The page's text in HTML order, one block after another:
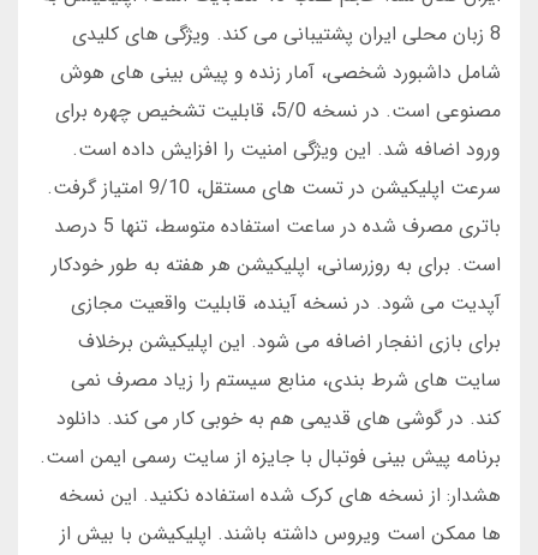
8 زبان محلی ایران پشتیبانی می کند. ویژگی های کلیدی
شامل داشبورد شخصی، آمار زنده و پیش بینی های هوش
مصنوعی است. در نسخه 5/0، قابلیت تشخیص چهره برای
ورود اضافه شد. این ویژگی امنیت را افزایش داده است.
سرعت اپلیکیشن در تست های مستقل، 9/10 امتیاز گرفت.
باتری مصرف شده در ساعت استفاده متوسط، تنها 5 درصد
است. برای به روزرسانی، اپلیکیشن هر هفته به طور خودکار
آپدیت می شود. در نسخه آینده، قابلیت واقعیت مجازی
برای بازی انفجار اضافه می شود. این اپلیکیشن برخلاف
سایت های شرط بندی، منابع سیستم را زیاد مصرف نمی
کند. در گوشی های قدیمی هم به خوبی کار می کند. دانلود
برنامه پیش بینی فوتبال با جایزه از سایت رسمی ایمن است.
هشدار: از نسخه های کرک شده استفاده نکنید. این نسخه
ها ممکن است ویروس داشته باشند. اپلیکیشن با بیش از